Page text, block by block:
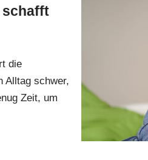
schafft
die
Alltag schwer,
Zeit, um